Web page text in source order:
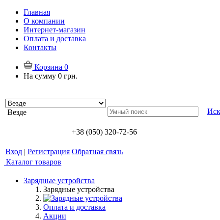
Главная
О компании
Интернет-магазин
Оплата и доставка
Контакты
Корзина 0
На сумму 0 грн.
Везде
+38 (050) 320-72-56
Вход | Регистрация Обратная связь
Каталог товаров
Зарядные устройства
Зарядные устройства
Оплата и доставка
Акции